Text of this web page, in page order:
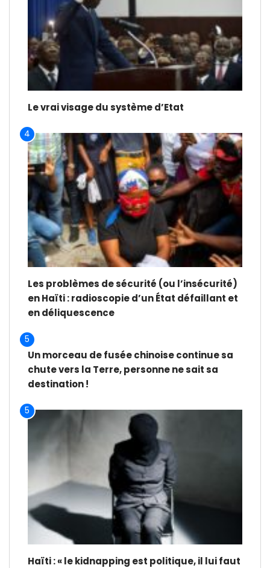
Le vrai visage du système d’Etat
4
Les problèmes de sécurité (ou l’insécurité)
en Haïti : radioscopie d’un État défaillant et
en déliquescence
5
Un morceau de fusée chinoise continue sa
chute vers la Terre, personne ne sait sa
destination !
5
Haïti : « le kidnapping est politique, il lui faut